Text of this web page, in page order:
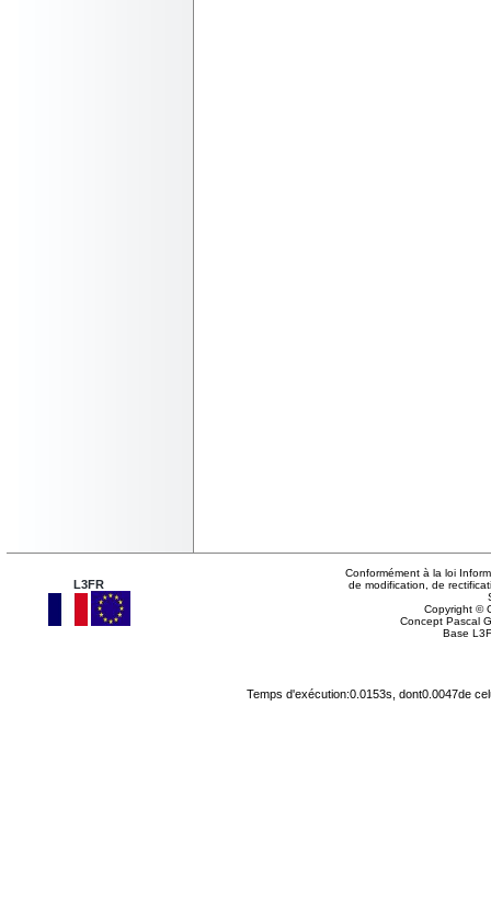
L3FR
Conformément à la loi
de modification, de
Copyright ©
Concept Pascal
Base
Temps d'exécution:0.0153s, dont0.0047de